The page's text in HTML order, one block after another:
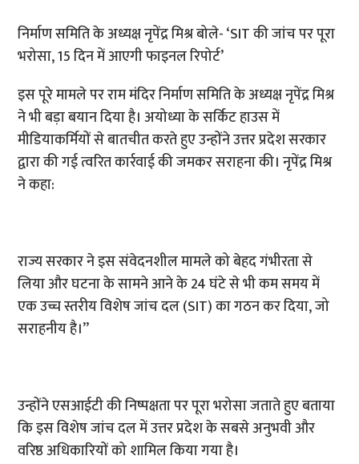
निर्माण समिति के अध्यक्ष नृपेंद्र मिश्र बोले- ‘SIT की जांच पर पूरा
भरोसा, 15 दिन में आएगी फाइनल रिपोर्ट’
इस पूरे मामले पर राम मंदिर निर्माण समिति के अध्यक्ष नृपेंद्र मिश्र
ने भी बड़ा बयान दिया है। अयोध्या के सर्किट हाउस में
मीडियाकर्मियों से बातचीत करते हुए उन्होंने उत्तर प्रदेश सरकार
द्वारा की गई त्वरित कार्रवाई की जमकर सराहना की। नृपेंद्र मिश्र
ने कहा:
राज्य सरकार ने इस संवेदनशील मामले को बेहद गंभीरता से
लिया और घटना के सामने आने के 24 घंटे से भी कम समय में
एक उच्च स्तरीय विशेष जांच दल (SIT) का गठन कर दिया, जो
सराहनीय है।”
उन्होंने एसआईटी की निष्पक्षता पर पूरा भरोसा जताते हुए बताया
कि इस विशेष जांच दल में उत्तर प्रदेश के सबसे अनुभवी और
वरिष्ठ अधिकारियों को शामिल किया गया है।